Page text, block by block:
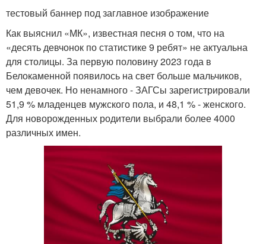
тестовый баннер под заглавное изображение
Как выяснил «МК», известная песня о том, что на
«десять девчонок по статистике 9 ребят» не актуальна
для столицы. За первую половину 2023 года в
Белокаменной появилось на свет больше мальчиков,
чем девочек. Но ненамного - ЗАГСы зарегистрировали
51,9 % младенцев мужского пола, и 48,1 % - женского.
Для новорожденных родители выбрали более 4000
различных имен.